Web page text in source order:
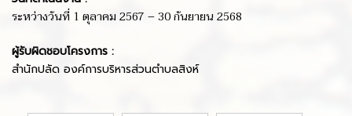
ระหว่างวันที่ 1 ตุลาคม 2567 – 30 กันยายน 2568
ผู้รับผิดชอบโครงการ :
สำนักปลัด องค์การบริหารส่วนตำบลสิงห์